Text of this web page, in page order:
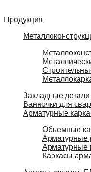
Продукция
Закладные
Ванночки для
Арматурные
Объемные
Арматурные
Арматурные
Каркасы